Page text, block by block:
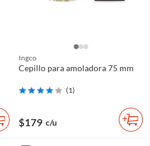
Ingco
Cepillo para amoladora 75 mm
(1)
$179 c/u